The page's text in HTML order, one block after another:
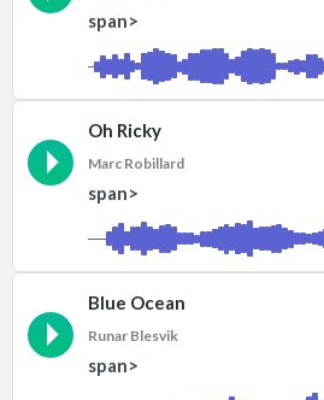
span>
Oh Ricky
Marc Robillard
span>
Blue Ocean
Runar Blesvik
span>